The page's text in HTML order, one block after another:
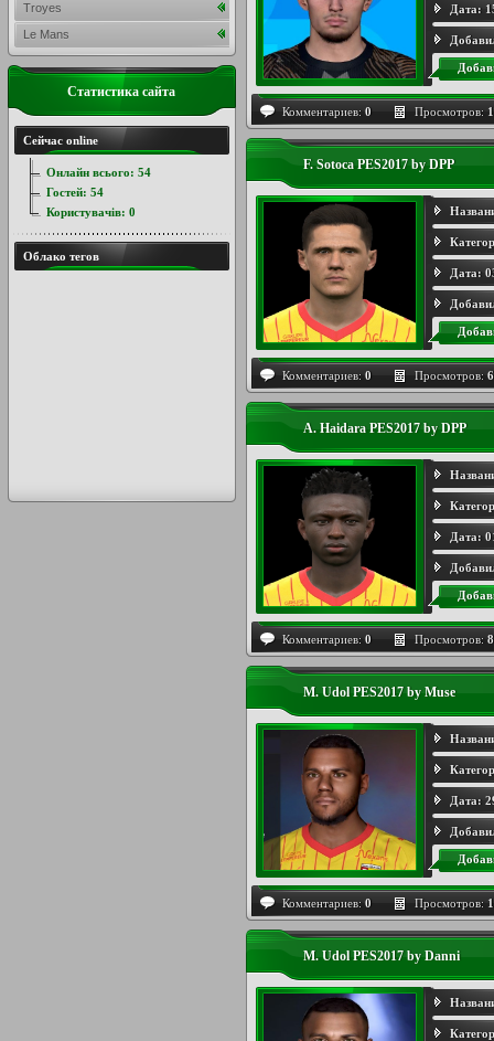
Дата:
Комментариев: 0 Просмотров:
F. Sotoca PES2017 by DPP
Дата:
Комментариев: 0 Просмотров:
A. Haidara PES2017 by DPP
Дата:
Комментариев: 0 Просмотров:
M. Udol PES2017 by Muse
Дата:
Комментариев: 0 Просмотров:
M. Udol PES2017 by Danni
Troyes
Le Mans
Статистика сайта
Сейчас online
Онлайн всього: 54
Гостей: 54
Користувачів: 0
Облако тегов